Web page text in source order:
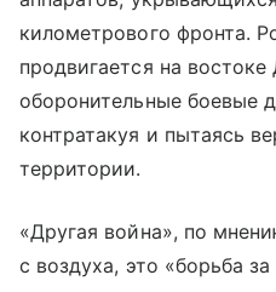
километрового фронта.
продвигается на
оборонительные боевые
контратакуя и пытаясь
территории.
«Другая война», по
с воздуха, это «борьба за